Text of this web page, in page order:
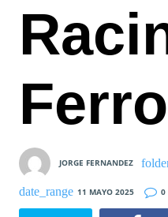
JORGE FERNANDEZ
11 MAYO 2025 0